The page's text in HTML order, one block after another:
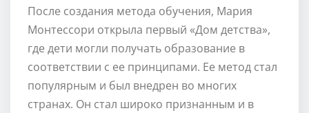
После создания метода обучения, Мария
Монтессори открыла первый «Дом детства»,
где дети могли получать образование в
соответствии с ее принципами. Ее метод стал
популярным и был внедрен во многих
странах. Он стал широко признанным и в